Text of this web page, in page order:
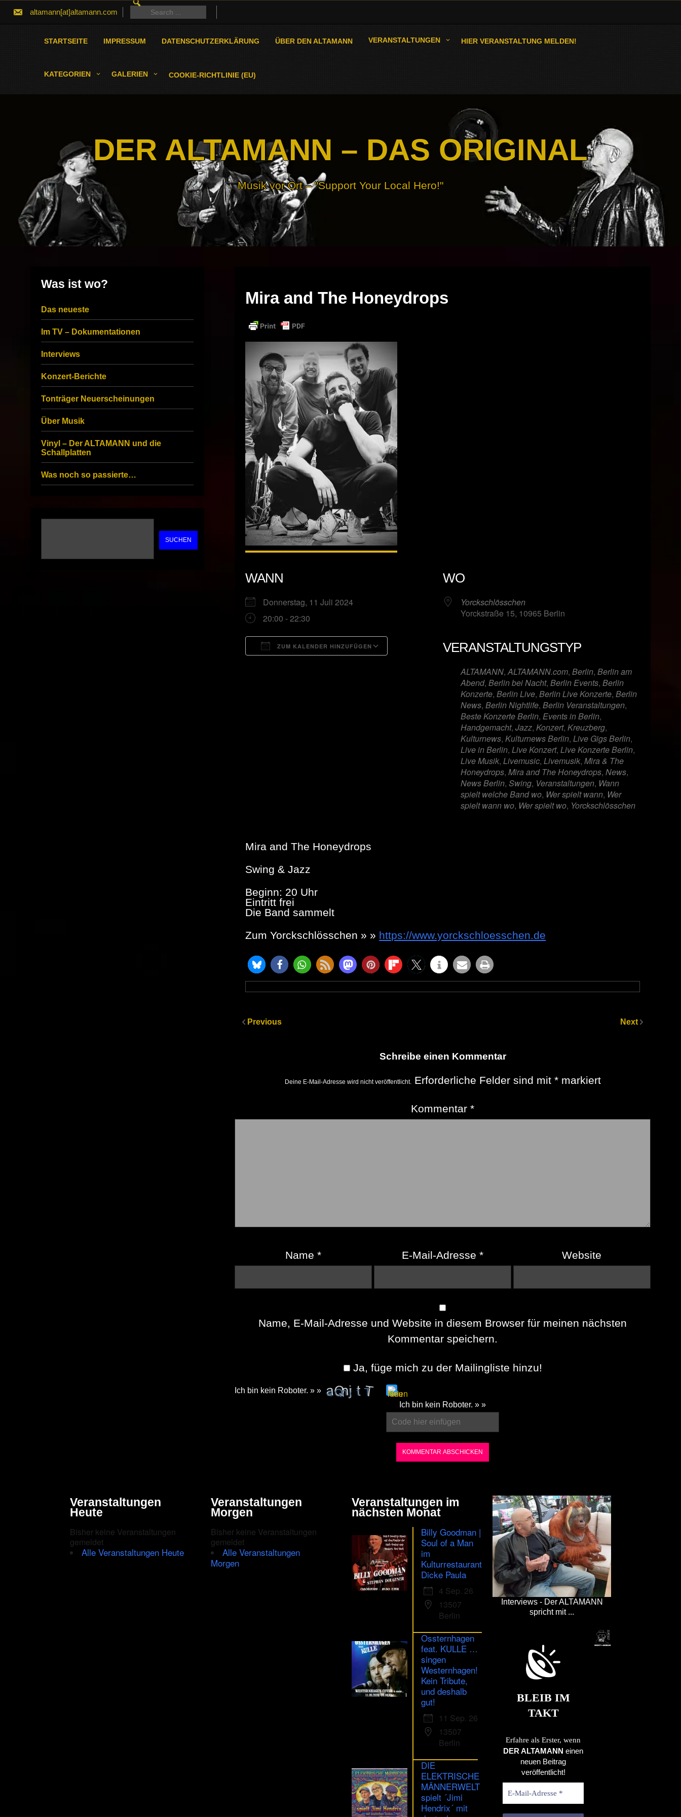
altamann[at]altamann.com
FOR:
Search
for:
STARTSEITE IMPRESSUM DATENSCHUTZERKLÄRUNG ÜBER DEN ALTAMANN VERANSTALTUNGEN HIER VERANSTALTUNG MELDEN!
KATEGORIEN GALERIEN COOKIE-RICHTLINIE (EU)
DER ALTAMANN – DAS ORIGINAL
Musik vor Ort – "Support Your Local Hero!"
Mira and The Honeydrops
WANN
Donnerstag, 11 Juli 2024
20:00 - 22:30
ZUM KALENDER HINZUFÜGEN
WO
Yorckschlösschen
Yorckstraße 15, 10965 Berlin
VERANSTALTUNGSTYP
ALTAMANN,ALTAMANN.com, Berlin, Berlin am
Abend, Berlin bei Nacht, Berlin Events, Berlin
Konzerte, Berlin Live, Berlin Live Konzerte, Berlin
News, Berlin Nightlife, Berlin Veranstaltungen,
Beste Konzerte Berlin, Events in Berlin,
Handgemacht, Jazz, Konzert, Kreuzberg,
Kulturnews, Kulturnews Berlin, Live Gigs Berlin,
Live in Berlin, Live Konzert, Live Konzerte Berlin,
Live Musik, Livemusic, Livemusik, Mira & The
Honeydrops, Mira and The Honeydrops, News,
News Berlin, Swing, Veranstaltungen, Wann
spielt welche Band wo, Wer spielt wann, Wer
spielt wann wo, Wer spielt wo, Yorckschlösschen
Mira and The Honeydrops
Swing & Jazz
Beginn: 20 Uhr
Eintritt frei
Die Band sammelt
Zum Yorckschlösschen » » https://www.yorckschloesschen.de
Previous Next
Schreibe einen Kommentar
Deine E-Mail-Adresse wird nicht veröffentlicht. Erforderliche Felder sind mit *markiert
Kommentar*
Name* E-Mail-Adresse* Website
Name, E-Mail-Adresse und Website in diesem Browser für meinen nächsten
Kommentar speichern.
Ja, füge mich zu der Mailingliste hinzu!
Ich bin kein Roboter. » »
CAPTCHA
ensure
that
Ich bin kein Roboter. » »
Was ist wo?
Das neueste
Im TV – Dokumentationen
Interviews
Konzert-Berichte
Tonträger Neuerscheinungen
Über Musik
Vinyl – Der ALTAMANN und die
Schallplatten
Was noch so passierte…
SUCHEN
Veranstaltungen
Heute
Bisher keine Veranstaltungen
gemeldet
Alle Veranstaltungen Heute
Veranstaltungen
Morgen
Bisher keine Veranstaltungen
gemeldet
Alle Veranstaltungen
Morgen
Veranstaltungen im
nächsten Monat
Billy Goodman |
Soul of a Man
im
Kulturrestaurant
Dicke Paula
4 Sep. 26
13507
Berlin
Ossternhagen
feat. KULLE …
singen
Westernhagen!
Kein Tribute,
und deshalb
gut!
11 Sep. 26
13507
Berlin
DIE
ELEKTRISCHE
MÄNNERWELT
spielt ´Jimi
Hendrix´ mit
Interviews - Der ALTAMANN
spricht mit ...
BLEIB IM
TAKT
Erfahre als Erster, wenn
DER ALTAMANN einen
neuen Beitrag
veröffentlicht!